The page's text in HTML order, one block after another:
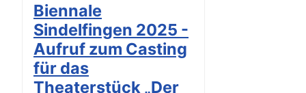
Biennale
Sindelfingen 2025 -
Aufruf zum Casting
für das
Theaterstück „Der